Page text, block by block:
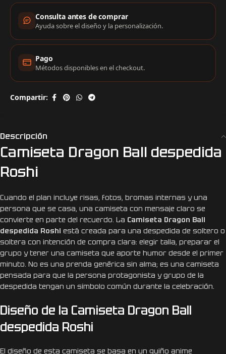
Consulta antes de comprar
Ayuda sobre el diseño y la personalización.
Pago
Métodos disponibles en el checkout.
Compartir:
Descripción
Camiseta Dragon Ball despedida
Roshi
Cuando el plan incluye risas, fotos, bromas internas y una
persona que se casa, una camiseta con mensaje claro se
convierte en parte del recuerdo. La Camiseta Dragon Ball
despedida Roshi está creada para una despedida de soltero o
soltera con intención de compra clara: elegir talla, preparar el
grupo y tener una camiseta que aporte humor desde el primer
minuto. No es una prenda genérica sin alma; es una camiseta
pensada para que la persona protagonista y grupo de la
despedida tengan un símbolo común durante la celebración.
Diseño de la Camiseta Dragon Ball
despedida Roshi
El diseño de esta camiseta se basa en un guiño anime